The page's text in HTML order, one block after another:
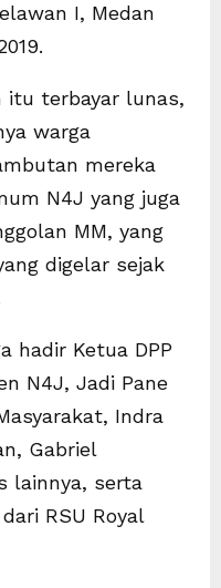
I, Medan
itu terbayar lunas,
warga
mereka
N4J yang juga
MM, yang
digelar sejak
hadir Ketua DPP
N4J, Jadi Pane
Indra
Gabriel
lainnya, serta
RSU Royal